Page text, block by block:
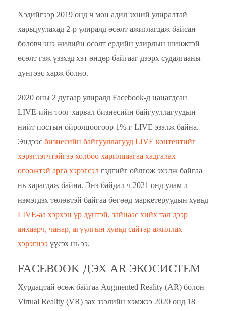
Хэдийгээр 2019 онд ч мөн адил эхний улиралтай
харьцуулахад 2-р улиралд өсөлт ажиглагдаж байсан
боловч энэ жилийн өсөлт ердийн улирлын шинжтэй
өсөлт гэж үзэхэд хэт өндөр байгааг дээрх судалгааны
дүнгээс харж болно.
2020 оны 2 дугаар улиралд Facebook-д цацагдсан
LIVE-ийн тоог харвал бизнесийн байгууллагуудын
нийт постын ойролцоогоор 1%-г LIVE эзэлж байна.
Эндээс бизнесийн байгууллагууд LIVE контентийг
хэрэглэгчтэйгээ холбоо харилцаагаа хадгалах
өгөөжтэй арга хэрэгсэл гэдгийг ойлгож эхэлж байгаа
нь харагдаж байна. Энэ байдал ч 2021 онд улам л
нэмэгдэх төлөвтэй байгаа бөгөөд маркетеруудын хувьд
LIVE-аа хэрхэн үр дүнтэй, зайнаас хийх тал дээр
анхаарч, чанар, агуулгын хувьд сайтар ажиллах
хэрэгцээ үүсэх нь ээ.
FACEBOOK ДЭХ AR ЭКОСИСТЕМ
Хурдацтай өсөж байгаа Augmented Reality (AR) болон
Virtual Reality (VR) зах зээлийн хэмжээ 2020 онд 18